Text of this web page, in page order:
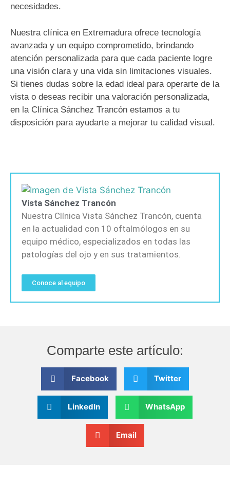
necesidades.
Nuestra clínica en Extremadura ofrece tecnología
avanzada y un equipo comprometido, brindando
atención personalizada para que cada paciente logre
una visión clara y una vida sin limitaciones visuales.
Si tienes dudas sobre la edad ideal para operarte de la
vista o deseas recibir una valoración personalizada,
en la Clínica Sánchez Trancón estamos a tu
disposición para ayudarte a mejorar tu calidad visual.
Vista Sánchez Trancón
Nuestra Clínica Vista Sánchez Trancón, cuenta
en la actualidad con 10 oftalmólogos en su
equipo médico, especializados en todas las
patologías del ojo y en sus tratamientos.
Conoce al equipo
Comparte este artículo:
Facebook Twitter
LinkedIn WhatsApp
Email